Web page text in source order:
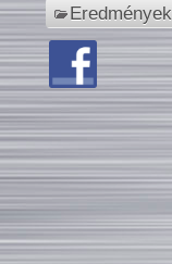
Eredmények